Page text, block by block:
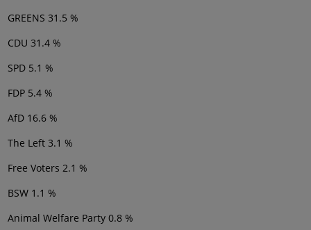
GREENS 31.5 %
CDU 31.4 %
SPD 5.1 %
FDP 5.4 %
AfD 16.6 %
The Left 3.1 %
Free Voters 2.1 %
BSW 1.1 %
Animal Welfare Party 0.8 %